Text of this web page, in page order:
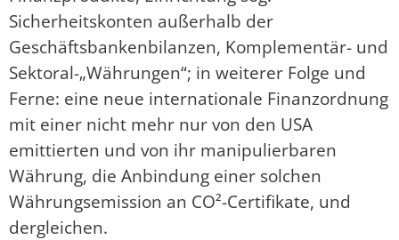
Sicherheitskonten außerhalb der
Geschäftsbankenbilanzen, Komplementär- und
Sektoral-„Währungen“; in weiterer Folge und
Ferne: eine neue internationale Finanzordnung
mit einer nicht mehr nur von den USA
emittierten und von ihr manipulierbaren
Währung, die Anbindung einer solchen
Währungsemission an CO²-Certifikate, und
dergleichen.